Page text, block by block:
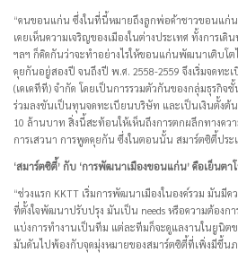
“คนขอนแก่น ซึ่งในที่นี้หมายถึงลูกพ่อค้าชาวขอนแก่
เคยเห็นความเจริญของเมืองในต่างประเทศ ทั้งการเ
ฯลฯ ก็คิดกันว่าจะทำอย่างไรให้ขอนแก่นพัฒนาเติบโต
คุยกันอยู่สองปี จนถึงปี พ.ศ. 2558-2559 จึงเริ่มจดท
(เคเคทีที) จำกัด โดยเป็นการรวมตัวกันของกลุ่มธุรกิ
ร่วมลงขันเป็นทุนจดทะเบียนบริษัท และเป็นเงินตั้ง
10 ล้านบาท สิ่งนี้สะท้อนให้เห็นถึงการตกผลึกทางคว
การเสวนา การพูดคุยกัน ซึ่งในตอนนั้น สมาร์ตซิตี้ประ
‘สมาร์ตซิตี้’ กับ ‘การพัฒนาเมืองขอนแก่น’ คือเย็นตา
“ช่วงแรก KKTT เริ่มการพัฒนาเมืองในองค์รวม มัน
ที่ตั้งใจพัฒนาปรับปรุง มันเป็น needs หรือความต้องก
แบ่งการทำงานเป็นทีม แต่ละทีมก็จะดูแลงานในยูนิต
มันดันไปพ้องกับจุดมุ่งหมายของสมาร์ตซิตี้ที่เพิ่งมีขึ้นภ